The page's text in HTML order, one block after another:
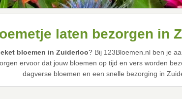
laten bezorgen in
bloemen in Zuiderloo? Bij 123Bloemen.nl ben je
ervoor dat jouw bloemen op tijd en vers worden
dagverse bloemen en een snelle bezorging in